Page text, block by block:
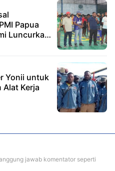
Papua
Luncurkan
FC
Yonii untuk
Alat Kerja
jawab komentator seperti